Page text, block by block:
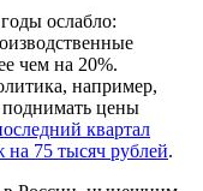
ослабло:
чем на 20%.
например,
поднимать цены
квартал
75 тысяч рублей.